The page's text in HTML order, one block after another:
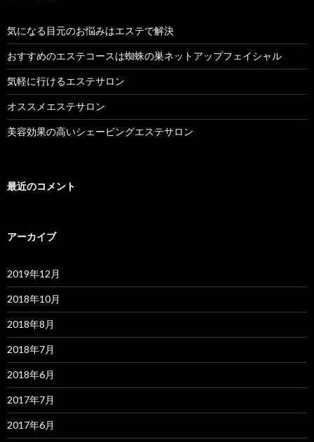
気になる目元のお悩みはエステで解決
おすすめのエステコースは蜘蛛の巣ネットアップフェイシャル
気軽に行けるエステサロン
オススメエステサロン
美容効果の高いシェービングエステサロン
最近のコメント
アーカイブ
2019年12月
2018年10月
2018年8月
2018年7月
2018年6月
2017年7月
2017年6月